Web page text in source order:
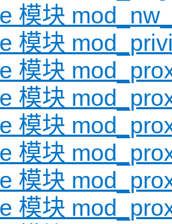
模块
模块
模块
模块
模块
模块
模块
模块